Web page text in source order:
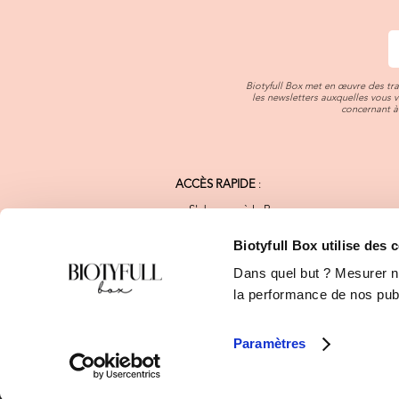
Biotyfull Box utilise des
Dans quel but ? Mesurer
la performance de nos
Paramètres
Biotyfull Box met en œuvre des
les newsletters auxquelles vous
concernant
ACCÈS RAPIDE :
S'abonner à la Box
Nos Marques Bio
Blog Beauté Bio
Calendrier de l'Après